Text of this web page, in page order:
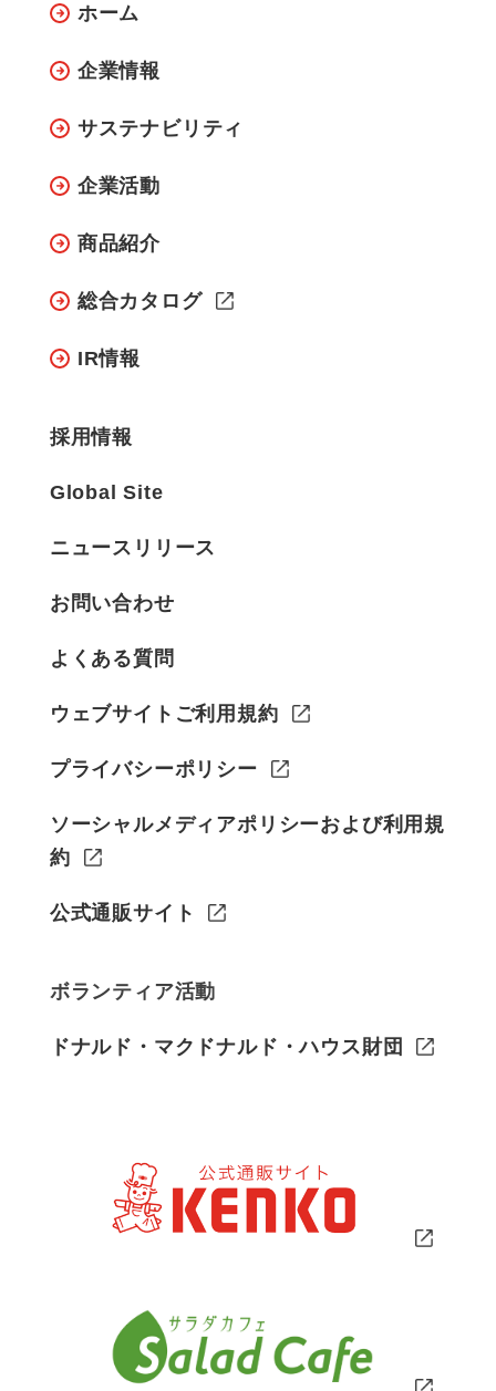
ホーム
企業情報
サステナビリティ
企業活動
商品紹介
総合カタログ
IR情報
採用情報
Global Site
ニュースリリース
お問い合わせ
よくある質問
ウェブサイトご利用規約
プライバシーポリシー
ソーシャルメディアポリシーおよび利用規
約
公式通販サイト
ボランティア活動
ドナルド・マクドナルド・ハウス財団